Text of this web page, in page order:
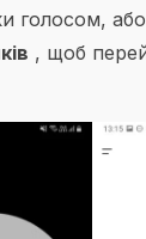
голосом, або
, щоб